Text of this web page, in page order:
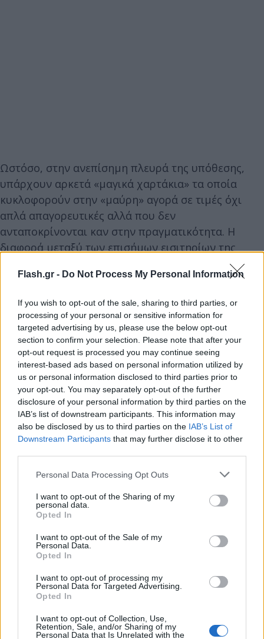
Flash.gr - Do Not Process My Personal Information
If you wish to opt-out of the sale, sharing to third parties, or
processing of your personal or sensitive information for
targeted advertising by us, please use the below opt-out
section to confirm your selection. Please note that after your
opt-out request is processed you may continue seeing
interest-based ads based on personal information utilized by
us or personal information disclosed to third parties prior to
your opt-out. You may separately opt-out of the further
disclosure of your personal information by third parties on the
IAB’s list of downstream participants. This information may
also be disclosed by us to third parties on the IAB’s List of
Downstream Participants that may further disclose it to other
Please note that this website/app uses one or more Google
not limited to your visit or usage behaviour. You may click to
grant or deny consent to Google and its third-party tags to
use your data for below specified purposes in below Google
consent section.
Personal Data Processing Opt Outs
I want to opt-out of the Sharing of my
personal data.
Opted In
I want to opt-out of the Sale of my
Personal Data.
Opted In
I want to opt-out of processing my
Personal Data for Targeted Advertising.
Opted In
I want to opt-out of Collection, Use,
Retention, Sale, and/or Sharing of my
Personal Data that Is Unrelated with the
Ωστόσο, στην ανεπίσημη πλευρά της υπόθεσης,
υπάρχουν αρκετά «μαγικά χαρτάκια» τα οποία
κυκλοφορούν στην «μαύρη» αγορά σε τιμές όχι
απλά απαγορευτικές αλλά που δεν
ανταποκρίνονται καν στην πραγματικότητα. Η
διαφορά μεταξύ των επισήμων εισιτηρίων της
είναι χαώδης και αυτό τον καταλαβαίνει
κανείς από τη σύγκριση σε συγκεκριμένες